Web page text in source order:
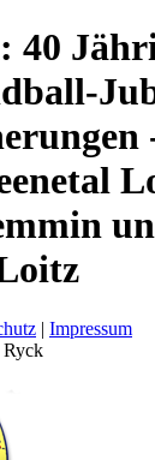
40
| Impressum